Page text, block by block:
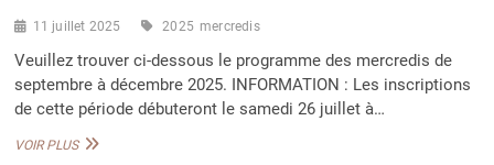
11 juillet 2025 2025 mercredis
Veuillez trouver ci-dessous le programme des mercredis de
septembre à décembre 2025. INFORMATION : Les inscriptions
de cette période débuteront le samedi 26 juillet à…
VOIR PLUSPROGRAMME